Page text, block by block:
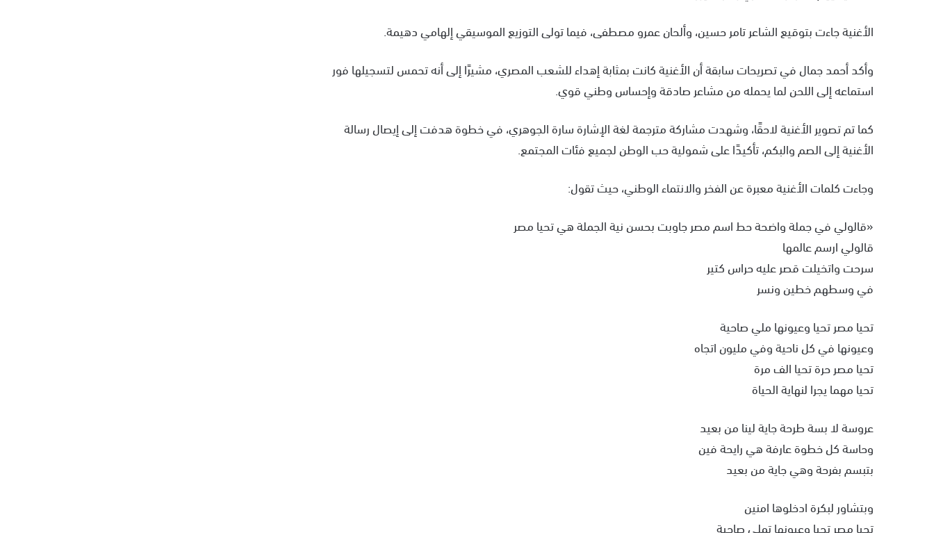
الأغنية جاءت بتوقيع الشاعر تامر حسين، وألحان عمرو مصطفى، فيما تولى التوزيع الموسيقي إلهامي دهيمة.
وأكد أحمد جمال في تصريحات سابقة أن الأغنية كانت بمثابة إهداء للشعب المصري، مشيرًا إلى أنه تحمس لتسجيلها فور
استماعه إلى اللحن لما يحمله من مشاعر صادقة وإحساس وطني قوي.
كما تم تصوير الأغنية لاحقًا، وشهدت مشاركة مترجمة لغة الإشارة سارة الجوهري، في خطوة هدفت إلى إيصال رسالة
الأغنية إلى الصم والبكم، تأكيدًا على شمولية حب الوطن لجميع فئات المجتمع.
وجاءت كلمات الأغنية معبرة عن الفخر والانتماء الوطني، حيث تقول:
«قالولي في جملة واضحة حط اسم مصر جاوبت بحسن نية الجملة هي تحيا مصر
قالولي ارسم عالمها
سرحت واتخيلت قصر عليه حراس كتير
في وسطهم خطين ونسر
تحيا مصر تحيا وعيونها ملي صاحية
وعيونها في كل ناحية وفي مليون اتجاه
تحيا مصر حرة تحيا الف مرة
تحيا مهما يجرا لنهاية الحياة
عروسة لا بسة طرحة جاية لينا من بعيد
وحاسة كل خطوة عارفة هي رايحة فين
بتبسم بفرحة وهي جاية من بعيد
وبتشاور لبكرة ادخلوها امنين
تحيا مصر تحيا وعيونها تملي صاحية